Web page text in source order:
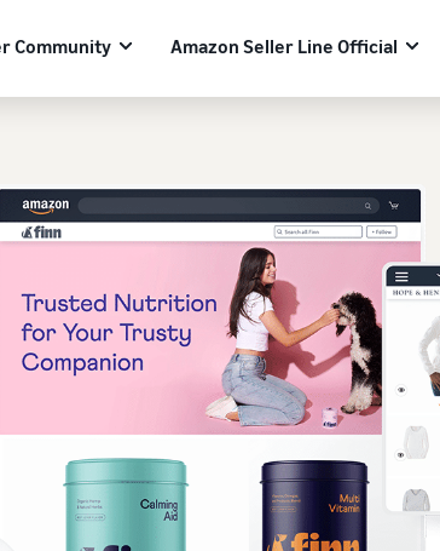
Community Amazon Seller Line Official